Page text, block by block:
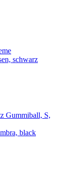
schwarz
Gummiball, S,
black